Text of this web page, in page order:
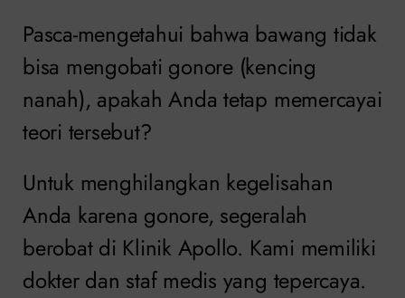
Pasca-mengetahui bahwa bawang tidak
bisa mengobati gonore (kencing
nanah), apakah Anda tetap memercayai
teori tersebut?
Untuk menghilangkan kegelisahan
Anda karena gonore, segeralah
berobat di Klinik Apollo. Kami memiliki
dokter dan staf medis yang tepercaya.